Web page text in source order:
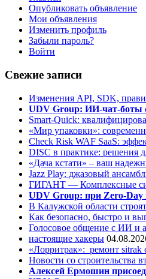
Опубликовать объявление
Мои объявления
Изменить профиль
Забыли пароль?
Войти
Свежие записи
Изменения API, SDK,
UDV Group: ИИ-чат-боты
Smart-Quick:
«Мир упаковки»:
Check Risk WAF SaaS:
DISC в практике: решения
«Дача кстати» – ваш
Jazz Play: джазовый
ГИГАНТ — Комплексные
UDV Group: при Zero-Day
В Калужской области
Как безопасно, быстро и
Голосовое общение с ИИ и
настоящие хакеры
«Лорритрак»: ремонт sitrak
Новости со строительства
Алексей Ермошин